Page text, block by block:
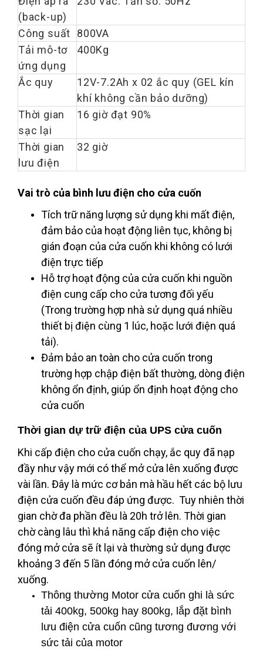
(back-up)
Công suất
800VA
Tải mô-tơ
ứng dụng
400Kg
Ắc quy
12V-7.2Ah x 02 ắc quy (GEL kín
khí không cần bảo dưỡng)
Thời gian
sạc lại
16 giờ đạt 90%
Thời gian
lưu điện
32 giờ
Vai trò của bình lưu điện cho cửa cuốn
Tích trữ năng lượng sử dụng khi mất điện,
đảm bảo của hoạt động liên tục, không bị
gián đoạn của cửa cuốn khi không có lưới
điện trực tiếp
Hỗ trợ hoạt động của cửa cuốn khi nguồn
điện cung cấp cho cửa tương đối yếu
(Trong trường hợp nhà sử dụng quá nhiều
thiết bị điện cùng 1 lúc, hoặc lưới điện quá
tải).
Đảm bảo an toàn cho cửa cuốn trong
trường hợp chập điện bất thường, dòng điện
không ổn định, giúp ổn định hoạt động cho
cửa cuốn
Thời gian dự trữ điện của UPS cửa cuốn
Khi cấp điện cho cửa cuốn chạy, ắc quy đã nạp
đầy như vậy mới có thể mở cửa lên xuống được
vài lần. Đây là mức cơ bản mà hầu hết các bộ lưu
điện cửa cuốn đều đáp ứng được. Tuy nhiên thời
gian chờ đa phần đều là 20h trở lên. Thời gian
chờ càng lâu thì khả năng cấp điện cho việc
đóng mở cửa sẽ ít lại và thường sử dụng được
khoảng 3 đến 5 lần đóng mở cửa cuốn lên/
xuống.
Thông thường Motor cửa cuốn ghi là sức
tải 400kg, 500kg hay 800kg, lắp đặt bình
lưu điện cửa cuốn cũng tương đương với
sức tải của motor